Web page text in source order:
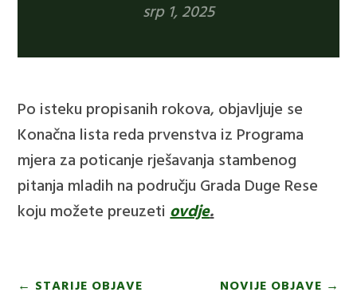
srp 1, 2025
Po isteku propisanih rokova, objavljuje se
Konačna lista reda prvenstva iz Programa
mjera za poticanje rješavanja stambenog
pitanja mladih na području Grada Duge Rese
koju možete preuzetiovdje.
← STARIJE OBJAVE NOVIJE OBJAVE →